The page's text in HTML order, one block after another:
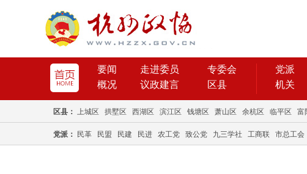
要闻 走进委员
专委会
概况
议政建言 区县
党派
机关
区县： 上城区 拱墅区 西湖区 滨江区 钱塘区 萧山区 余杭区 临平区 富
党派： 民革 民盟 民建 民进 农工党 致公党 九三学社 工商联 市总工会